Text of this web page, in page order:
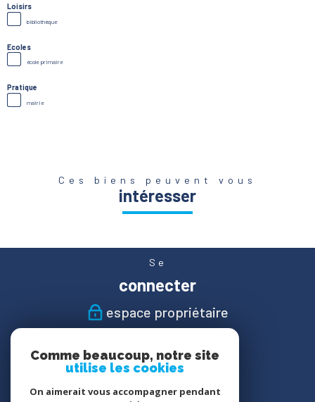
Loisirs
bibliothèque
Ecoles
école primaire
Pratique
mairie
Ces biens peuvent vous
intéresser
Se
connecter
espace propriétaire
suivre
Comme beaucoup, notre site
utilise les cookies
On aimerait vous accompagner pendant